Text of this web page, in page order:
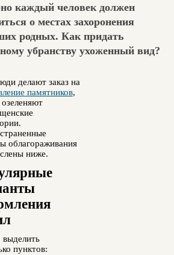
каждый человек должен
о местах захоронения
родных. Как придать
убранству ухоженный вид?
делают заказ на
памятников,
озеленяют
облагораживания
ниже.
пунктов: